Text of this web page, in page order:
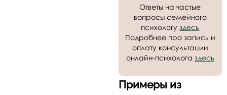
Ответы на частые
вопросы семейного
психологуздесь
Подробнее про запись и
оплату консультации
онлайн-психолога здесь
Примеры из